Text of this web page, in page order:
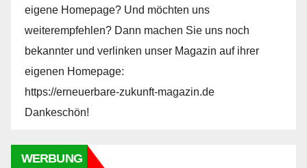
eigene Homepage? Und möchten uns
weiterempfehlen? Dann machen Sie uns noch
bekannter und verlinken unser Magazin auf ihrer
eigenen Homepage:
https://erneuerbare-zukunft-magazin.de
Dankeschön!
WERBUNG